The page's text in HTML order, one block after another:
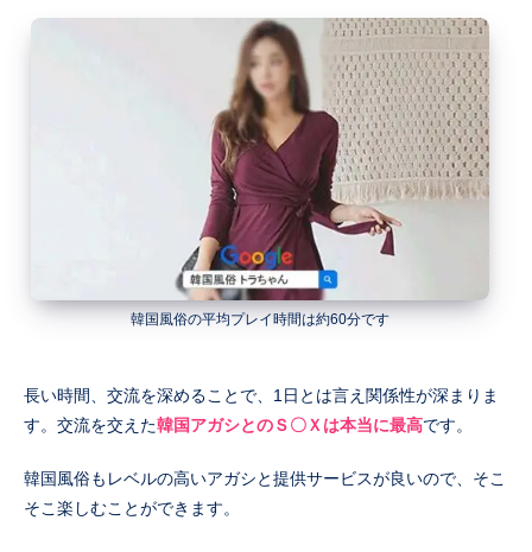
韓国風俗の平均プレイ時間は約60分です
長い時間、交流を深めることで、1日とは言え関係性が深まりま
す。交流を交えた韓国アガシとのＳ〇Ｘは本当に最高です。
韓国風俗もレベルの高いアガシと提供サービスが良いので、そこ
そこ楽しむことができます。